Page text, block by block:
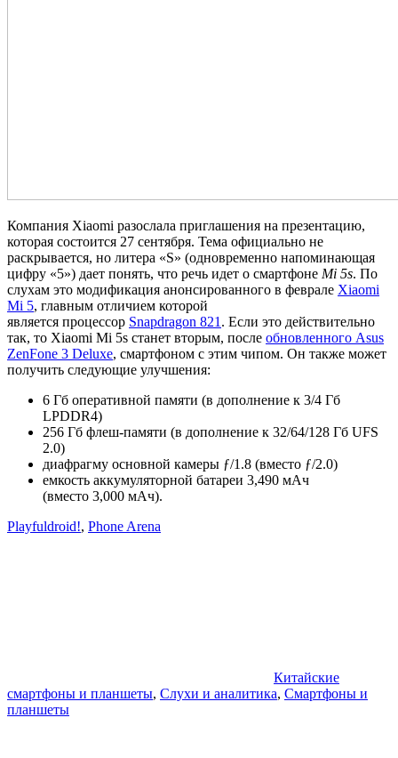
Компания Xiaomi разослала приглашения на презентацию,
которая состоится 27 сентября. Тема официально не
раскрывается, но литера «S» (одновременно напоминающая
цифру «5») дает понять, что речь идет о смартфоне Mi 5s. По
слухам это модификация анонсированного в феврале Xiaomi
Mi 5, главным отличием которой
является процессор Snapdragon 821 . Если это действительно
так, то Xiaomi Mi 5s станет вторым, после обновленного Asus
ZenFone 3 Deluxe, смартфоном с этим чипом. Он также может
получить следующие улучшения:
6 Гб оперативной памяти (в дополнение к 3/4 Гб
LPDDR4)
256 Гб флеш-памяти (в дополнение к 32/64/128 Гб UFS
2.0)
диафрагму основной камеры ƒ/1.8 (вместо ƒ/2.0)
емкость аккумуляторной батареи 3,490 мАч
(вместо 3,000 мАч).
Playfuldroid!, Phone Arena
Китайские
смартфоны и планшеты, Слухи и аналитика, Смартфоны и
планшеты